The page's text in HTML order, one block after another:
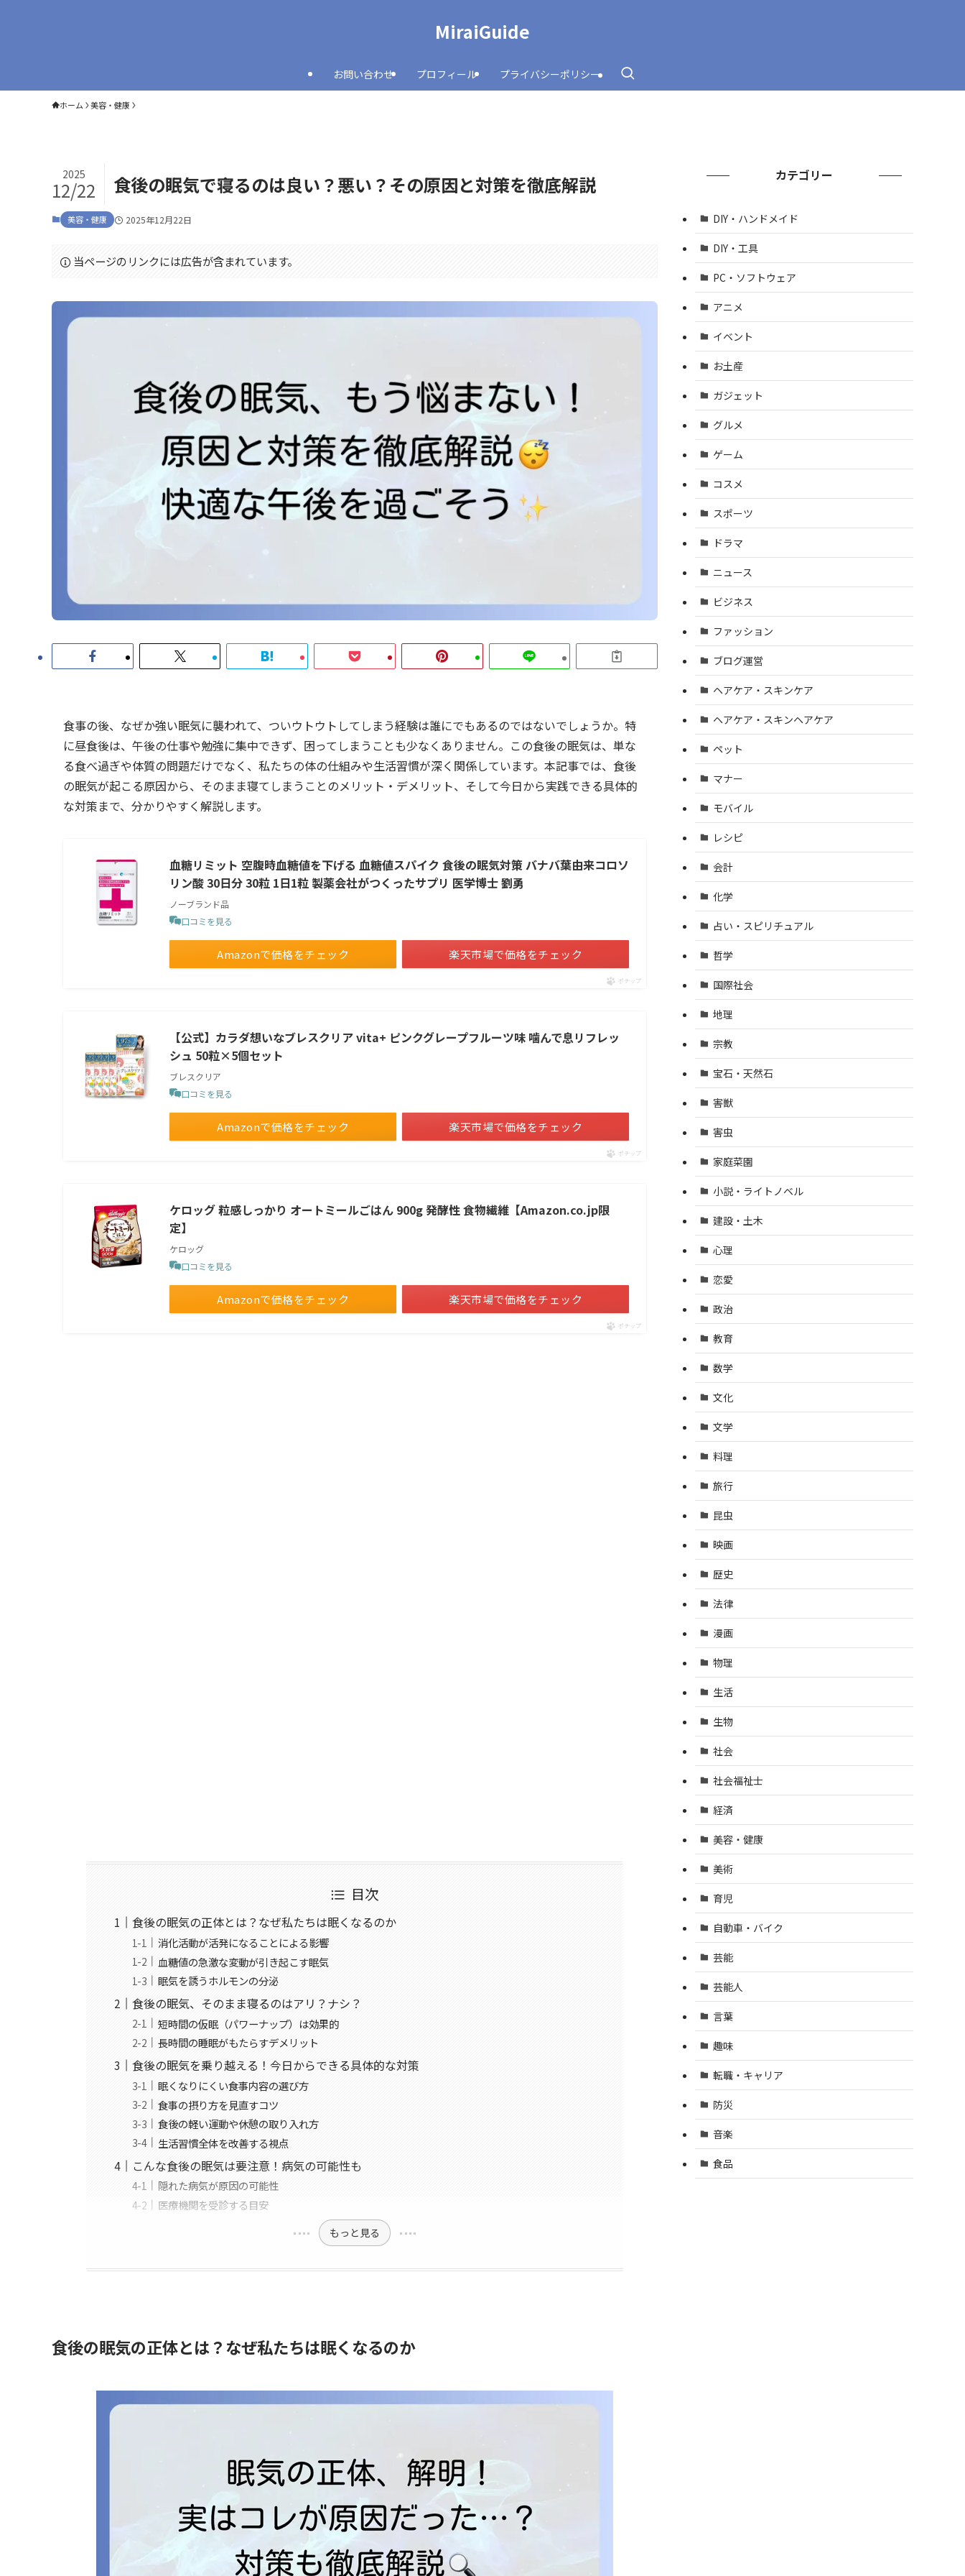
MiraiGuide
お問い合わせ プロフィール プライバシーポリシー
ホーム 美容・健康
食後の眠気で寝るのは良い？悪い？その原因と対策を徹底解説
2025
12/22
美容・健康 2025年12月22日
当ページのリンクには広告が含まれています。
食事の後、なぜか強い眠気に襲われて、ついウトウトしてしまう経験は誰にでもあるのではないでしょうか。特
に昼食後は、午後の仕事や勉強に集中できず、困ってしまうことも少なくありません。この食後の眠気は、単な
る食べ過ぎや体質の問題だけでなく、私たちの体の仕組みや生活習慣が深く関係しています。本記事では、食後
の眠気が起こる原因から、そのまま寝てしまうことのメリット・デメリット、そして今日から実践できる具体的
な対策まで、分かりやすく解説します。
血糖リミット 空腹時血糖値を下げる 血糖値スパイク 食後の眠気対策 バナバ葉由来コロソ
リン酸 30日分 30粒 1日1粒 製薬会社がつくったサプリ 医学博士 劉勇
ノーブランド品
口コミを見る
Amazonで価格をチェック 楽天市場で価格をチェック
ポチップ
【公式】カラダ想いなブレスクリア vita+ ピンクグレープフルーツ味 噛んで息リフレッ
シュ 50粒×5個セット
ブレスクリア
口コミを見る
Amazonで価格をチェック 楽天市場で価格をチェック
ポチップ
ケロッグ 粒感しっかり オートミールごはん 900g 発酵性 食物繊維【Amazon.co.jp限
定】
ケロッグ
口コミを見る
Amazonで価格をチェック 楽天市場で価格をチェック
ポチップ
目次
食後の眠気の正体とは？なぜ私たちは眠くなるのか
消化活動が活発になることによる影響
血糖値の急激な変動が引き起こす眠気
眠気を誘うホルモンの分泌
食後の眠気、そのまま寝るのはアリ？ナシ？
短時間の仮眠（パワーナップ）は効果的
長時間の睡眠がもたらすデメリット
食後の眠気を乗り越える！今日からできる具体的な対策
眠くなりにくい食事内容の選び方
食事の摂り方を見直すコツ
食後の軽い運動や休憩の取り入れ方
生活習慣全体を改善する視点
こんな食後の眠気は要注意！病気の可能性も
隠れた病気が原因の可能性
医療機関を受診する目安
もっと見る
食後の眠気の正体とは？なぜ私たちは眠くなるのか
カテゴリー
DIY・ハンドメイド
DIY・工具
PC・ソフトウェア
アニメ
イベント
お土産
ガジェット
グルメ
ゲーム
コスメ
スポーツ
ドラマ
ニュース
ビジネス
ファッション
ブログ運営
ヘアケア・スキンケア
ヘアケア・スキンヘアケア
ペット
マナー
モバイル
レシピ
会計
化学
占い・スピリチュアル
哲学
国際社会
地理
宗教
宝石・天然石
害獣
害虫
家庭菜園
小説・ライトノベル
建設・土木
心理
恋愛
政治
教育
数学
文化
文学
料理
旅行
昆虫
映画
歴史
法律
漫画
物理
生活
生物
社会
社会福祉士
経済
美容・健康
美術
育児
自動車・バイク
芸能
芸能人
言葉
趣味
転職・キャリア
防災
音楽
食品